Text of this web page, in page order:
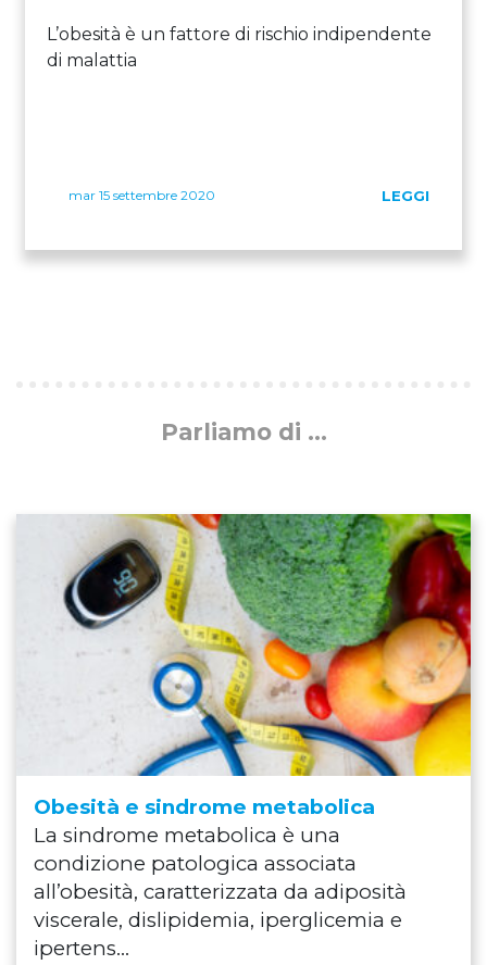
L’obesità è un fattore di rischio indipendente
di malattia
mar 15 settembre 2020 LEGGI
Parliamo di ...
Obesità e sindrome metabolica
La sindrome metabolica è una
condizione patologica associata
all’obesità, caratterizzata da adiposità
viscerale, dislipidemia, iperglicemia e
ipertens...